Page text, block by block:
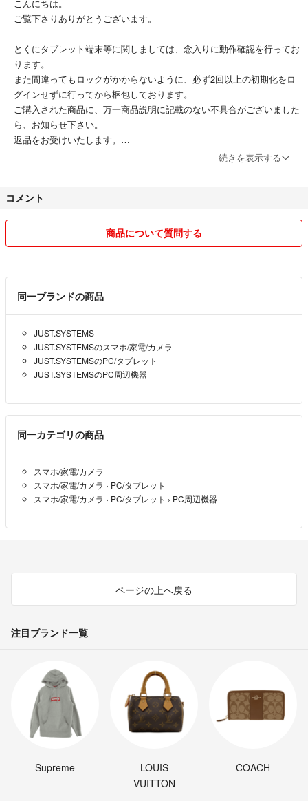
こんにちは。
ご覧下さりありがとうございます。
とくにタブレット端末等に関しましては、念入りに動作確認を行ってお
ります。
また間違ってもロックがかからないように、必ず2回以上の初期化をロ
グインせずに行ってから梱包しております。
ご購入された商品に、万一商品説明に記載のない不具合がございました
ら、お知らせ下さい。
返品をお受けいたします。
さいの保証はできかねます。
続きを表示する
コメント
商品について質問する
同一ブランドの商品
JUST.SYSTEMS
JUST.SYSTEMSのスマホ/家電/カメラ
JUST.SYSTEMSのPC/タブレット
JUST.SYSTEMSのPC周辺機器
同一カテゴリの商品
スマホ/家電/カメラ
スマホ/家電/カメラ › PC/タブレット
スマホ/家電/カメラ › PC/タブレット › PC周辺機器
ページの上へ戻る
注目ブランド一覧
Supreme
LOUIS
VUITTON
COACH